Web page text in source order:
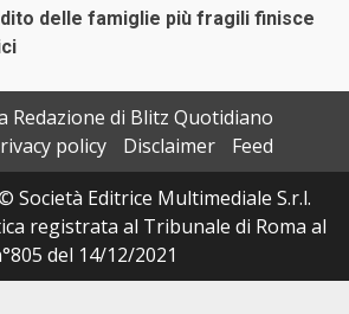
delle famiglie più fragili finisce
Redazione di Blitz Quotidiano
policy Disclaimer
Feed
Società Editrice Multimediale S.r.l.
registrata al Tribunale di Roma al
del 14/12/2021